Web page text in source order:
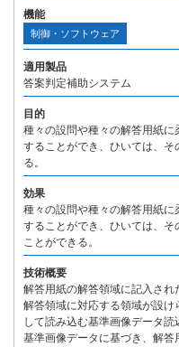
機能
制御・ソフトウェア
適用製品
答案判定補助システム
目的
種々の設問や種々の解答用紙
することができ、ひいては、
る。
効果
種々の設問や種々の解答用紙
することができ、ひいては、
ことができる。
技術概要
解答用紙の解答領域に記入され
解答領域に対応する領域が設け
して読み込む基準画像データ読
基準画像データに基づき、解